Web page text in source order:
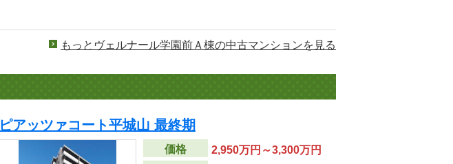
もっとヴェルナール学園前Ａ棟の中古マンションを見る
ピアッツァコート平城山 最終期
価格
2,950万円～3,300万円